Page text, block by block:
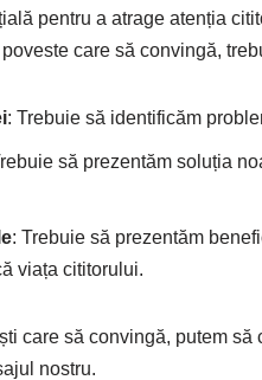
pentru a atrage atenția
care să convingă,
: Trebuie să identificăm
să prezentăm soluția
: Trebuie să prezentăm
viața cititorului.
care să convingă, putem
nostru.